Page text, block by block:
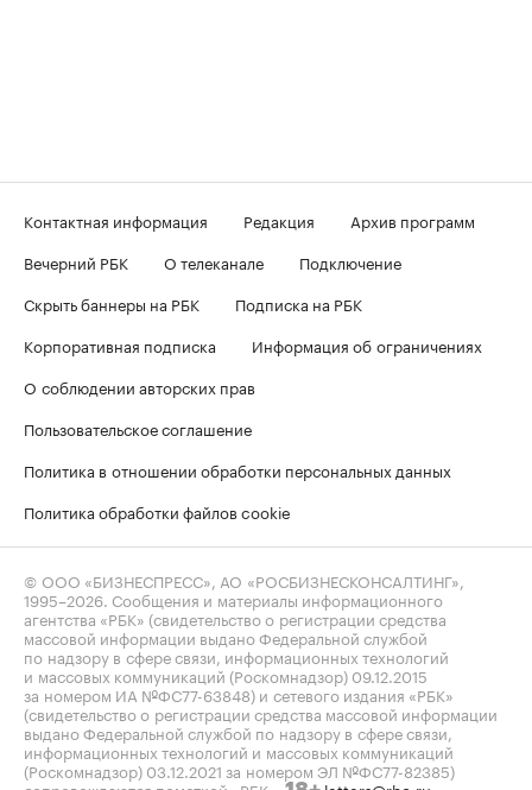
Контактная информация Редакция
Архив программ
Вечерний РБК
О телеканале
Подключение
Скрыть баннеры на РБК
Подписка на РБК
Корпоративная подписка
Информация об ограничениях
О соблюдении авторских прав
Пользовательское соглашение
Политика в отношении обработки персональных данных
Политика обработки файлов cookie
© ООО «БИЗНЕСПРЕСС», АО «РОСБИЗНЕСКОНСАЛТИНГ»,
1995–2026 . Сообщения и материалы информационного
агентства «РБК» (свидетельство о регистрации средства
массовой информации выдано Федеральной службой
по надзору в сфере связи, информационных технологий
и массовых коммуникаций (Роскомнадзор) 09.12.2015
за номером ИА №ФС77-63848) и сетевого издания «РБК»
(свидетельство о регистрации средства массовой информации
выдано Федеральной службой по надзору в сфере связи,
информационных технологий и массовых коммуникаций
(Роскомнадзор) 03.12.2021 за номером ЭЛ №ФС77-82385)